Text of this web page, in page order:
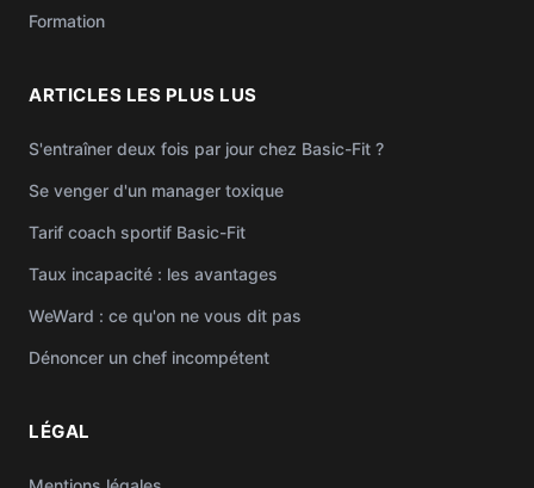
Formation
ARTICLES LES PLUS LUS
S'entraîner deux fois par jour chez Basic-Fit ?
Se venger d'un manager toxique
Tarif coach sportif Basic-Fit
Taux incapacité : les avantages
WeWard : ce qu'on ne vous dit pas
Dénoncer un chef incompétent
LÉGAL